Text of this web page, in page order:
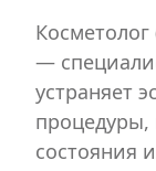
Косметолог
—
устраняет
состояния